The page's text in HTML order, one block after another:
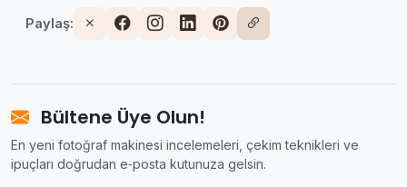
Paylaş:
Bültene Üye Olun!
En yeni fotoğraf makinesi incelemeleri, çekim teknikleri ve
ipuçları doğrudan e‑posta kutunuza gelsin.